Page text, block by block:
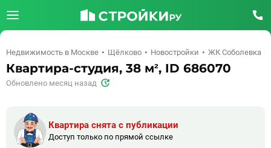
Недвижимость в Москве Щёлково Новостройки ЖК Соболевка
Квартира-студия, 38 м², ID 686070
Обновлено месяц назад
Квартира снята с публикации
Доступ только по прямой ссылке